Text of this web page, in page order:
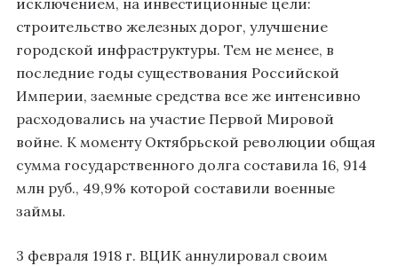
строительство железных дорог, улучшение
городской инфраструктуры. Тем не менее, в
последние годы существования Российской
Империи, заемные средства все же интенсивно
расходовались на участие Первой Мировой
войне. К моменту Октябрьской революции общая
сумма государственного долга составила 16, 914
млн руб., 49,9% которой составили военные
займы.
3 февраля 1918 г. ВЦИК аннулировал своим